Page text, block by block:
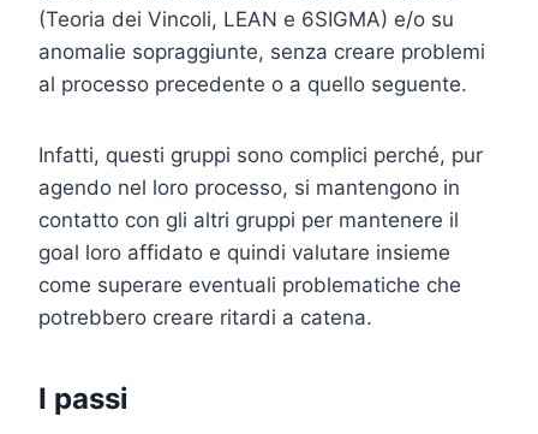
(Teoria dei Vincoli, LEAN e 6SIGMA) e/o su
anomalie sopraggiunte, senza creare problemi
al processo precedente o a quello seguente.
Infatti, questi gruppi sono complici perché, pur
agendo nel loro processo, si mantengono in
contatto con gli altri gruppi per mantenere il
goal loro affidato e quindi valutare insieme
come superare eventuali problematiche che
potrebbero creare ritardi a catena.
I passi